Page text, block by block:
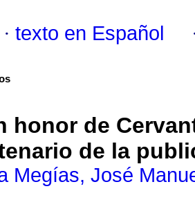
· texto en Español
honor de
de la
Megías, José